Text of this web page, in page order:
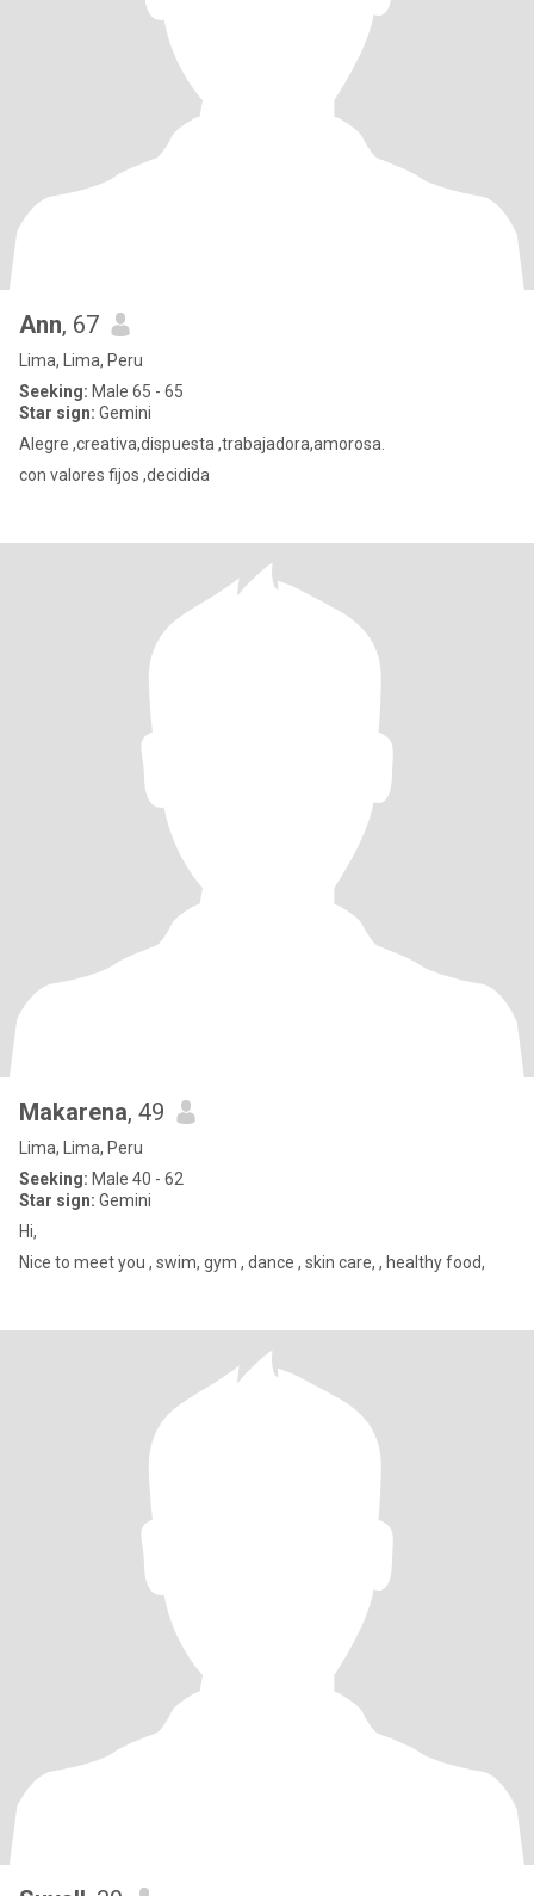
Ann, 67
Lima, Lima, Peru
Seeking: Male 65 - 65
Star sign: Gemini
Alegre ,creativa,dispuesta ,trabajadora,amorosa.
con valores fijos ,decidida
Makarena, 49
Lima, Lima, Peru
Seeking: Male 40 - 62
Star sign: Gemini
Hi,
Nice to meet you , swim, gym , dance , skin care, , healthy food,